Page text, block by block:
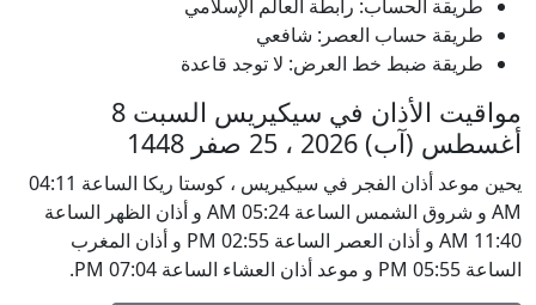
طريقة الحساب: رابطة العالم الإسلامي
طريقة حساب العصر: شافعي
طريقة ضبط خط العرض: لا توجد قاعدة
مواقيت الأذان في سيكيريس السبت 8
أغسطس (آب) 2026 ، 25 صفر 1448
يحين موعد أذان الفجر في سيكيريس ، كوستا ريكا الساعة 04:11
AM و شروق الشمس الساعة 05:24 AM و أذان الظهر الساعة
11:40 AM و أذان العصر الساعة 02:55 PM و أذان المغرب
الساعة 05:55 PM و موعد أذان العشاء الساعة 07:04 PM.